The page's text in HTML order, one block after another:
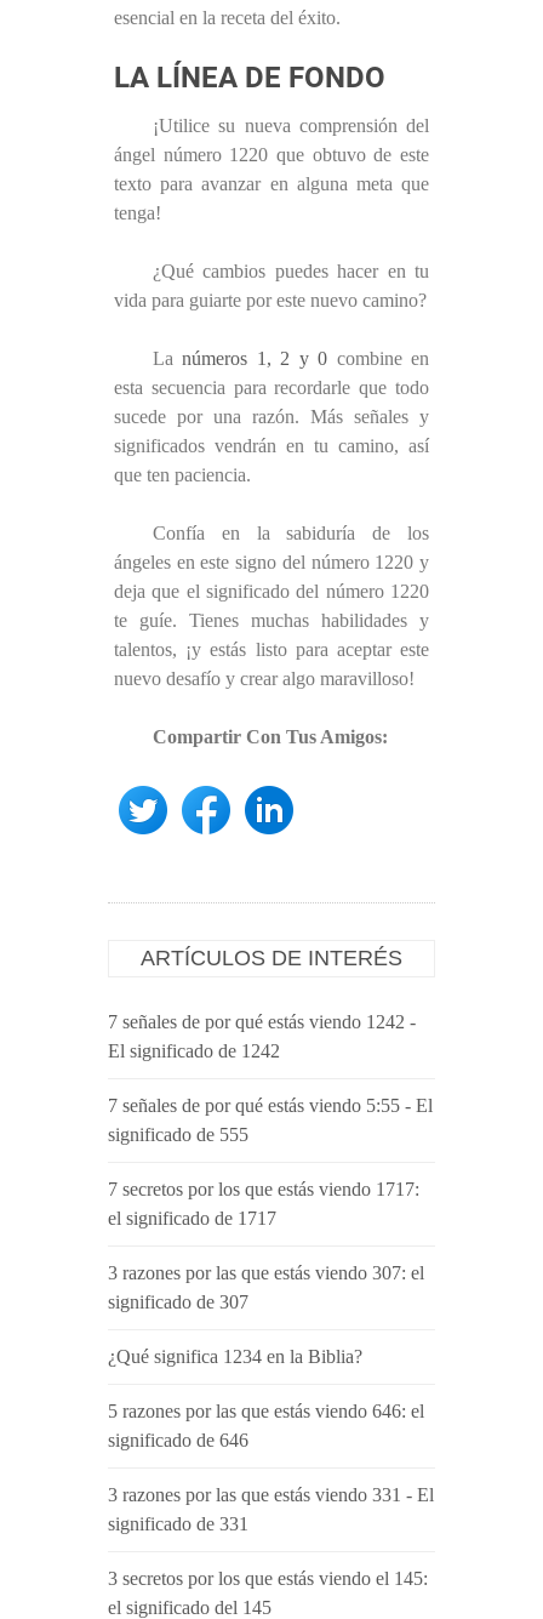
esencial en la receta del éxito.
LA LÍNEA DE FONDO
¡Utilice su nueva comprensión del
ángel número 1220 que obtuvo de este
texto para avanzar en alguna meta que
tenga!
¿Qué cambios puedes hacer en tu
vida para guiarte por este nuevo camino?
Lanúmeros 1, 2 y 0 combine en
esta secuencia para recordarle que todo
sucede por una razón. Más señales y
significados vendrán en tu camino, así
que ten paciencia.
Confía en la sabiduría de los
ángeles en este signo del número 1220 y
deja que el significado del número 1220
te guíe. Tienes muchas habilidades y
talentos, ¡y estás listo para aceptar este
nuevo desafío y crear algo maravilloso!
Compartir Con Tus Amigos:
ARTÍCULOS DE INTERÉS
7 señales de por qué estás viendo 1242 -
El significado de 1242
7 señales de por qué estás viendo 5:55 - El
significado de 555
7 secretos por los que estás viendo 1717:
el significado de 1717
3 razones por las que estás viendo 307: el
significado de 307
¿Qué significa 1234 en la Biblia?
5 razones por las que estás viendo 646: el
significado de 646
3 razones por las que estás viendo 331 - El
significado de 331
3 secretos por los que estás viendo el 145:
el significado del 145